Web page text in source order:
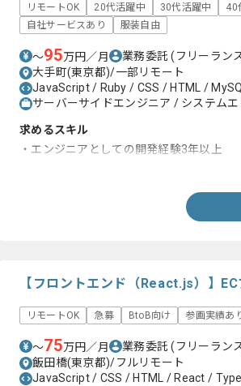
リモートOK 20代活躍中 30代活躍中 40
自社サービスあり
服装自由
〜95万円／月 業務委託(フリーラン
大手町(東京都)/一部リモート
JavaScript / Ruby / CSS / HTML /
サーバーサイドエンジニア / システム
求めるスキル
・エンジニアとしての開発経験3年以上
【フロントエンド（React.js）】
リモートOK 急募 BtoB向け 参画実績あ
〜75万円／月 業務委託(フリーラン
飯田橋(東京都)/フルリモート
JavaScript / CSS / HTML / React /